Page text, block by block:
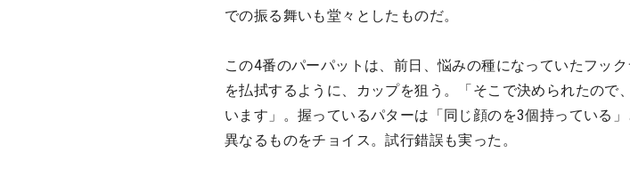
での振る舞いも堂々としたものだ。
この4番のパーパットは、前日、悩みの種になっていたフッ
を払拭するように、カップを狙う。「そこで決められたので
います」。握っているパターは「同じ顔のを3個持っている
異なるものをチョイス。試行錯誤も実った。